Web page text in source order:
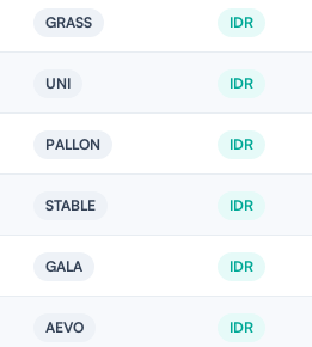
GRASS IDR
UNI IDR
PALLON IDR
STABLE IDR
GALA IDR
AEVO IDR